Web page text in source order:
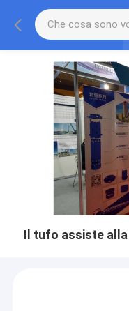
Il tufo assiste